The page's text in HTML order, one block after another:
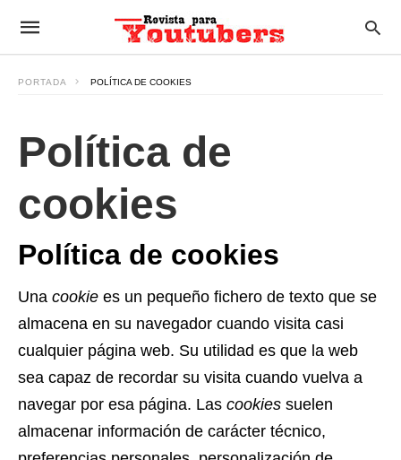
PORTADA POLÍTICA DE COOKIES
Política de
cookies
Política de cookies
Una cookie es un pequeño fichero de texto que se
almacena en su navegador cuando visita casi
cualquier página web. Su utilidad es que la web
sea capaz de recordar su visita cuando vuelva a
navegar por esa página. Las cookies suelen
almacenar información de carácter técnico,